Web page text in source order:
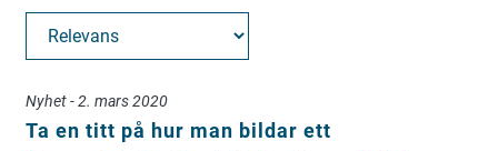
Nyhet - 2. mars 2020
Ta en titt på hur man bildar ett